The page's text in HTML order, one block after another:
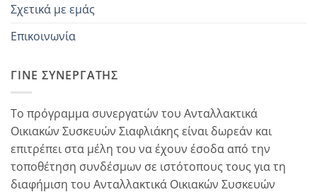
Σχετικά με εμάς
Επικοινωνία
ΓΊΝΕ ΣΥΝΕΡΓΆΤΗΣ
Το πρόγραμμα συνεργατών του Ανταλλακτικά
Οικιακών Συσκευών Σιαφλιάκης είναι δωρεάν και
επιτρέπει στα μέλη του να έχουν έσοδα από την
τοποθέτηση συνδέσμων σε ιστότοπους τους για τη
διαφήμιση του Ανταλλακτικά Οικιακών Συσκευών